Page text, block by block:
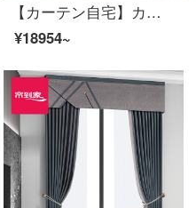
【カーテン自宅】カーテン製品の新商品は簡単で高遮光現代定型化ジャカード書斎のリビングルームにはライニングLDC 20 SSB-2001 Sフック/カーテンヘッドなし(高さ2.6 m以内で変更可能)XLのカーテンセット/ダブルオープン(適用窓幅3.5-4.1 m)があります。
¥18954~